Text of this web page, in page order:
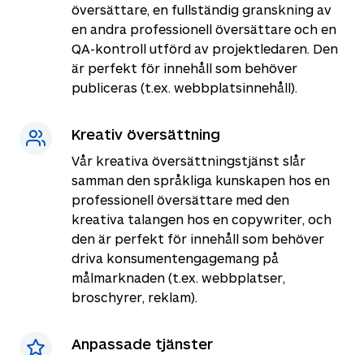
översättare, en fullständig granskning av
en andra professionell översättare och en
QA-kontroll utförd av projektledaren. Den
är perfekt för innehåll som behöver
publiceras (t.ex. webbplatsinnehåll).
Kreativ översättning
Vår kreativa översättningstjänst slår
samman den språkliga kunskapen hos en
professionell översättare med den
kreativa talangen hos en copywriter, och
den är perfekt för innehåll som behöver
driva konsumentengagemang på
målmarknaden (t.ex. webbplatser,
broschyrer, reklam).
Anpassade tjänster